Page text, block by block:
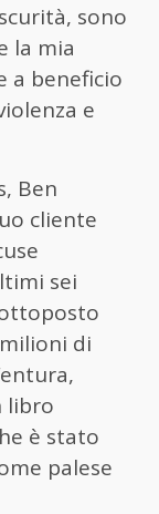
sono
la mia
a beneficio
e
Ben
cliente
sei
di
libro
è stato
palese